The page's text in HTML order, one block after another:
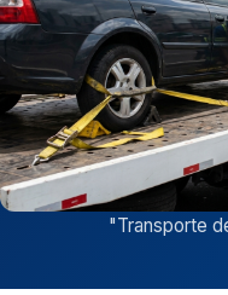
"Transporte